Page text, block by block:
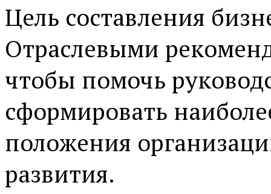
Цель составления
Отраслевыми
чтобы помочь
сформировать
положения
развития.